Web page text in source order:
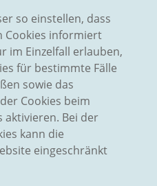
so einstellen, dass
Cookies informiert
im Einzelfall erlauben,
für bestimmte Fälle
sowie das
Cookies beim
aktivieren. Bei der
kann die
eingeschränkt